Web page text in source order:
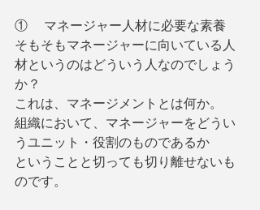
①     マネージャー人材に必要な素養
そもそもマネージャーに向いている人
材というのはどういう人なのでしょう
か？
これは、マネージメントとは何か。
組織において、マネージャーをどうい
うユニット・役割のものであるか
ということと切っても切り離せないも
のです。